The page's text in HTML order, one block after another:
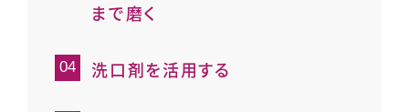
まで磨く
洗口剤を活用する